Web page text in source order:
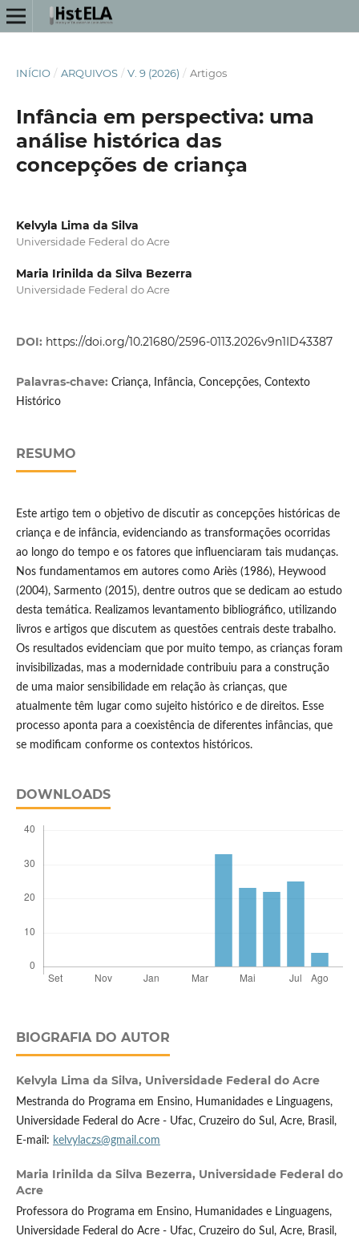
INÍCIO / ARQUIVOS / V. 9 (2026) / Artigos
Infância em perspectiva: uma
análise histórica das
concepções de criança
Kelvyla Lima da Silva
Universidade Federal do Acre
Maria Irinilda da Silva Bezerra
Universidade Federal do Acre
DOI: https://doi.org/10.21680/2596-0113.2026v9n1ID43387
Palavras-chave: Criança, Infância, Concepções, Contexto
Histórico
RESUMO
Este artigo tem o objetivo de discutir as concepções históricas de
criança e de infância, evidenciando as transformações ocorridas
ao longo do tempo e os fatores que influenciaram tais mudanças.
Nos fundamentamos em autores como Ariès (1986), Heywood
(2004), Sarmento (2015), dentre outros que se dedicam ao estudo
desta temática. Realizamos levantamento bibliográfico, utilizando
livros e artigos que discutem as questões centrais deste trabalho.
Os resultados evidenciam que por muito tempo, as crianças foram
invisibilizadas, mas a modernidade contribuiu para a construção
de uma maior sensibilidade em relação às crianças, que
atualmente têm lugar como sujeito histórico e de direitos. Esse
processo aponta para a coexistência de diferentes infâncias, que
se modificam conforme os contextos históricos.
DOWNLOADS
BIOGRAFIA DO AUTOR
Kelvyla Lima da Silva, Universidade Federal do Acre
Mestranda do Programa em Ensino, Humanidades e Linguagens,
Universidade Federal do Acre - Ufac, Cruzeiro do Sul, Acre, Brasil,
E-mail: kelvylaczs@gmail.com
Maria Irinilda da Silva Bezerra, Universidade Federal do
Acre
Professora do Programa em Ensino, Humanidades e Linguagens,
Universidade Federal do Acre - Ufac, Cruzeiro do Sul, Acre, Brasil,